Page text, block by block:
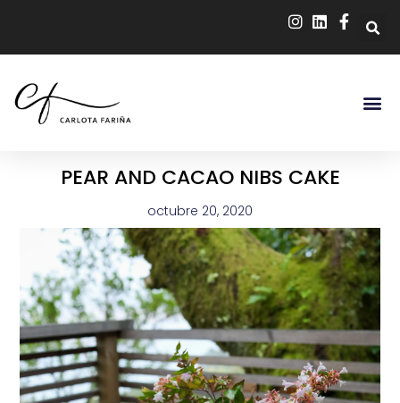
PEAR AND CACAO NIBS CAKE
octubre 20, 2020